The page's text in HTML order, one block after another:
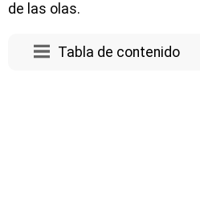
de las olas.
Tabla de contenido